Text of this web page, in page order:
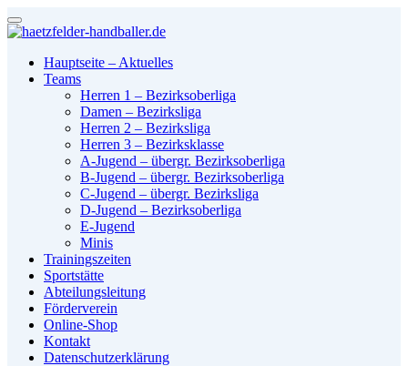
Hauptseite – Aktuelles
Teams
Herren 1 – Bezirksoberliga
Damen – Bezirksliga
Herren 2 – Bezirksliga
Herren 3 – Bezirksklasse
A-Jugend – übergr. Bezirksoberliga
B-Jugend – übergr. Bezirksoberliga
C-Jugend – übergr. Bezirksliga
D-Jugend – Bezirksoberliga
E-Jugend
Minis
Trainingszeiten
Sportstätte
Abteilungsleitung
Förderverein
Online-Shop
Kontakt
Datenschutzerklärung